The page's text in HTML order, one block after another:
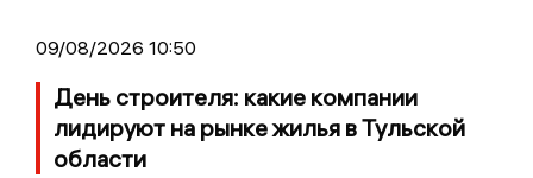
09/08/2026 10:50
День строителя: какие компании
лидируют на рынке жилья в Тульской
области